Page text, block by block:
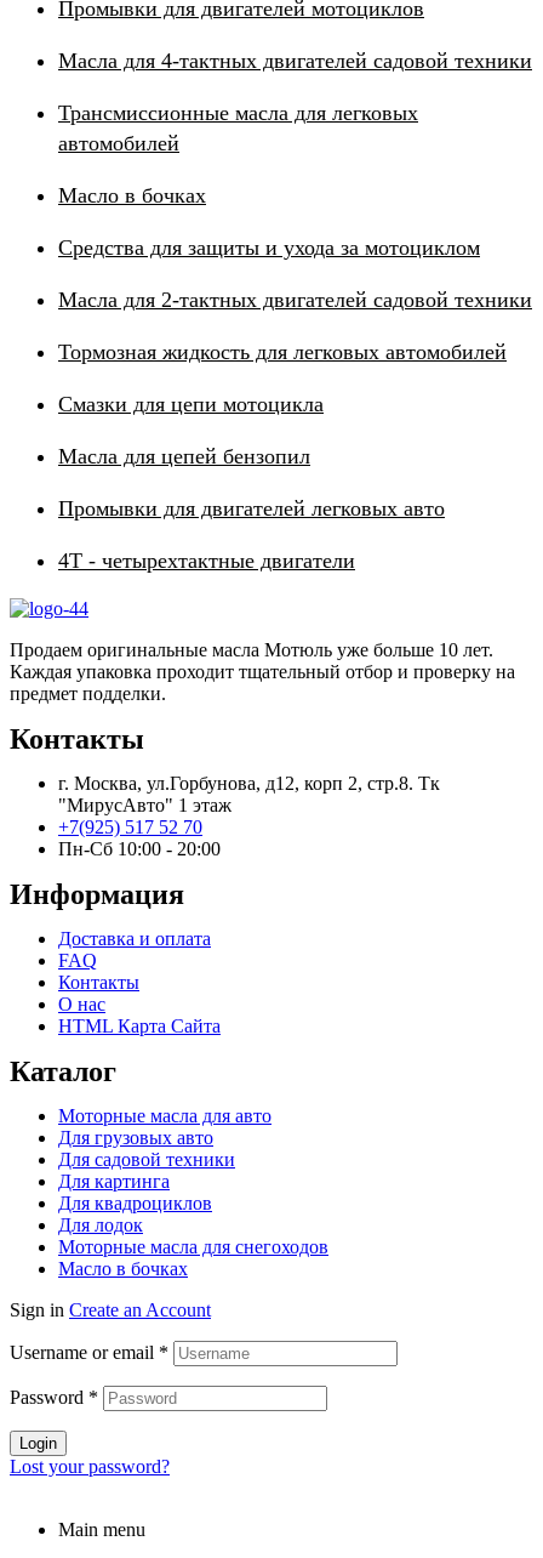
Промывки для двигателей мотоциклов
Масла для 4-тактных двигателей садовой техники
Трансмиссионные масла для легковых
автомобилей
Масло в бочках
Средства для защиты и ухода за мотоциклом
Масла для 2-тактных двигателей садовой техники
Тормозная жидкость для легковых автомобилей
Смазки для цепи мотоцикла
Масла для цепей бензопил
Промывки для двигателей легковых авто
4Т - четырехтактные двигатели
Продаем оригинальные масла Мотюль уже больше 10 лет.
Каждая упаковка проходит тщательный отбор и проверку на
предмет подделки.
Контакты
г. Москва, ул.Горбунова, д12, корп 2, стр.8. Тк
"МирусАвто" 1 этаж
+7(925) 517 52 70
Пн-Сб 10:00 - 20:00​
Информация
Доставка и оплата
FAQ
Контакты
О нас
HTML Карта Сайта
Каталог
Моторные масла для авто
Для грузовых авто
Для садовой техники
Для картинга
Для квадроциклов
Для лодок
Моторные масла для снегоходов
Масло в бочках
Sign in Create an Account
Username or email *
Password *
Login
Lost your password?
Main menu